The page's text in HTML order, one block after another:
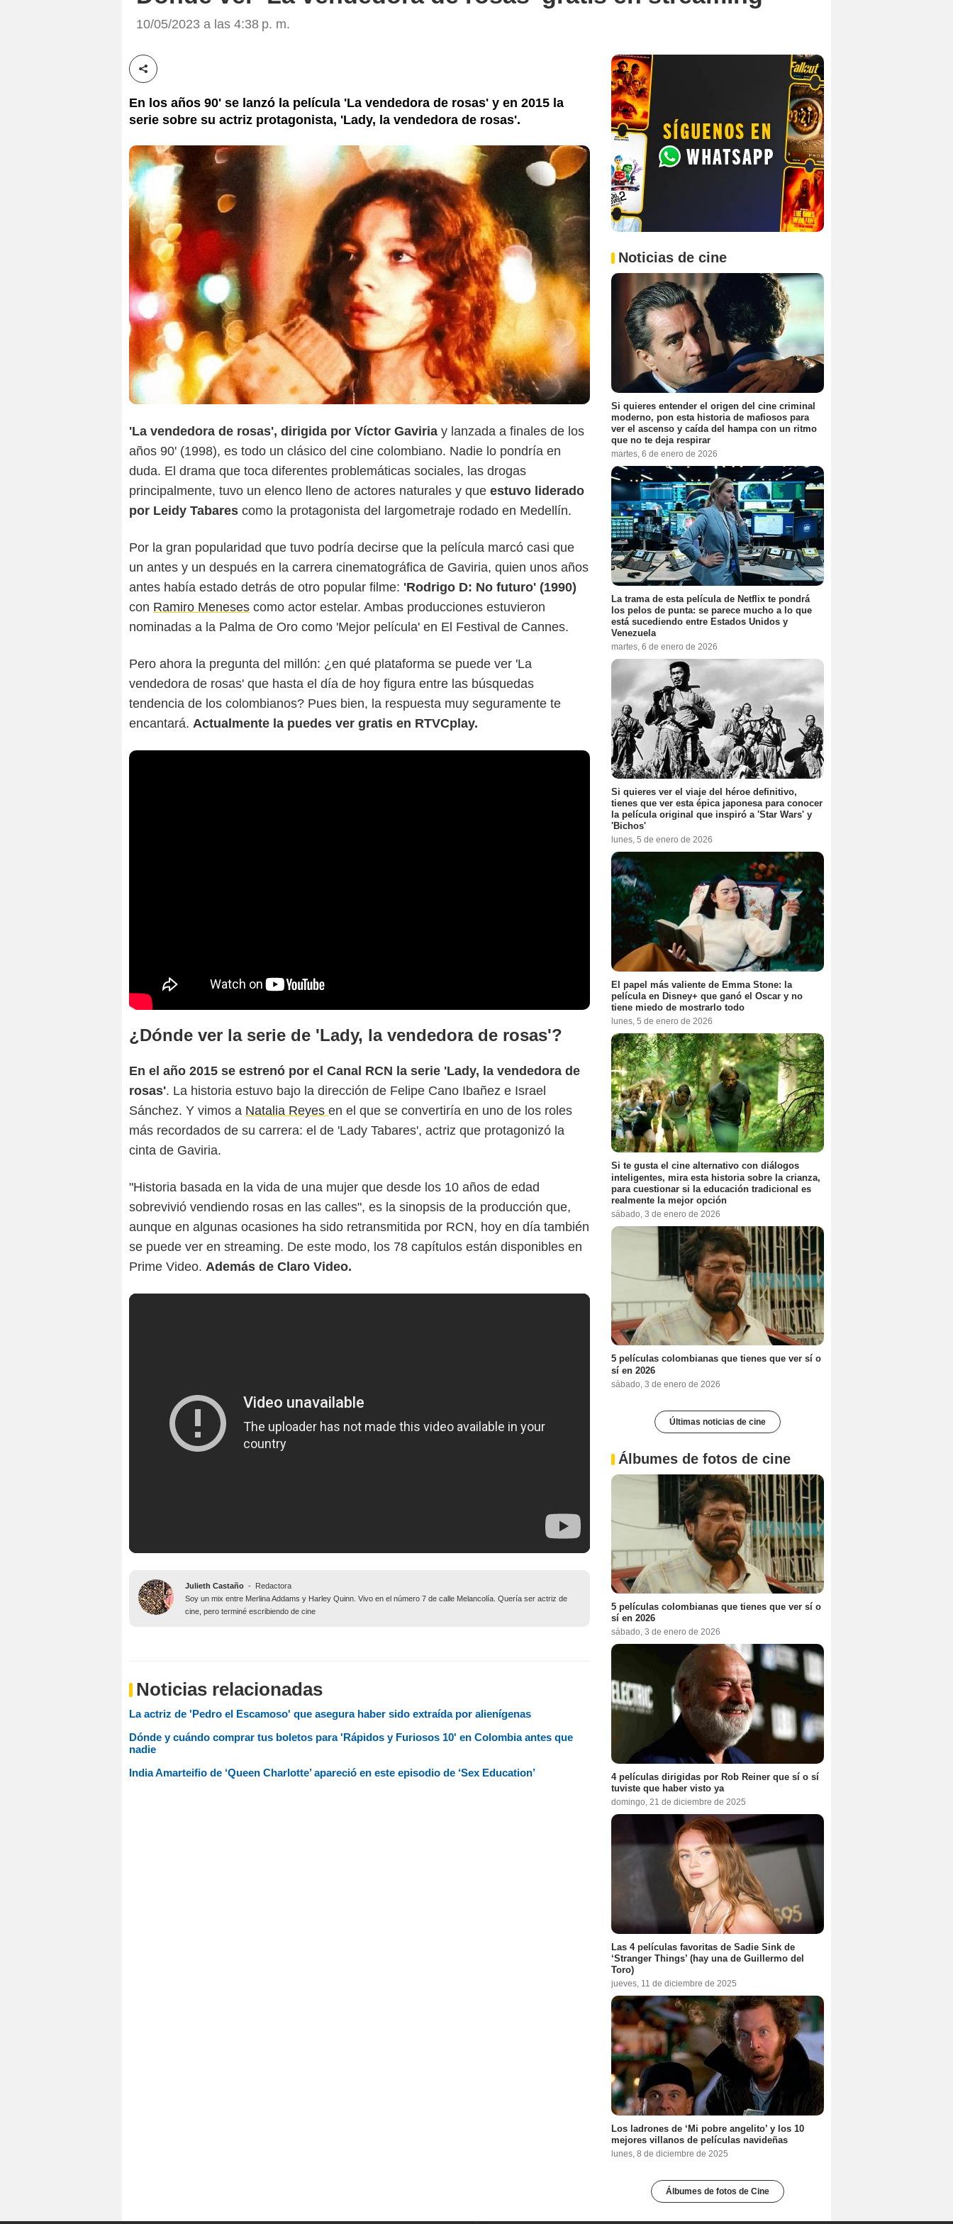
10/05/2023 a las 4:38 p. m.
Compartir esta noticia
En los años 90' se lanzó la película 'La vendedora de rosas' y en 2015 la
serie sobre su actriz protagonista, 'Lady, la vendedora de rosas'.
'La vendedora de rosas', dirigida por Víctor Gaviria y lanzada a finales de los
años 90' (1998), es todo un clásico del cine colombiano. Nadie lo pondría en
duda. El drama que toca diferentes problemáticas sociales, las drogas
principalmente, tuvo un elenco lleno de actores naturales y que estuvo liderado
por Leidy Tabares como la protagonista del largometraje rodado en Medellín.
Por la gran popularidad que tuvo podría decirse que la película marcó casi que
un antes y un después en la carrera cinematográfica de Gaviria, quien unos años
antes había estado detrás de otro popular filme: 'Rodrigo D: No futuro' (1990)
con Ramiro Meneses como actor estelar. Ambas producciones estuvieron
nominadas a la Palma de Oro como 'Mejor película' en El Festival de Cannes.
Pero ahora la pregunta del millón: ¿en qué plataforma se puede ver 'La
vendedora de rosas' que hasta el día de hoy figura entre las búsquedas
tendencia de los colombianos? Pues bien, la respuesta muy seguramente te
encantará. Actualmente la puedes ver gratis en RTVCplay.
¿Dónde ver la serie de 'Lady, la vendedora de rosas'?
En el año 2015 se estrenó por el Canal RCN la serie 'Lady, la vendedora de
rosas'. La historia estuvo bajo la dirección de Felipe Cano Ibañez e Israel
Sánchez. Y vimos a Natalia Reyes en el que se convertiría en uno de los roles
más recordados de su carrera: el de 'Lady Tabares', actriz que protagonizó la
cinta de Gaviria.
"Historia basada en la vida de una mujer que desde los 10 años de edad
sobrevivió vendiendo rosas en las calles", es la sinopsis de la producción que,
aunque en algunas ocasiones ha sido retransmitida por RCN, hoy en día también
se puede ver en streaming. De este modo, los 78 capítulos están disponibles en
Prime Video. Además de Claro Video.
Julieth Castaño - Redactora
Soy un mix entre Merlina Addams y Harley Quinn. Vivo en el número 7 de calle Melancolía. Quería ser actriz de
cine, pero terminé escribiendo de cine
Noticias relacionadas
La actriz de 'Pedro el Escamoso' que asegura haber sido extraída por alienígenas
Dónde y cuándo comprar tus boletos para 'Rápidos y Furiosos 10' en Colombia antes que
nadie
India Amarteifio de ‘Queen Charlotte’ apareció en este episodio de ‘Sex Education’
Noticias de cine
Si quieres entender el origen del cine criminal
moderno, pon esta historia de mafiosos para
ver el ascenso y caída del hampa con un ritmo
que no te deja respirar
martes, 6 de enero de 2026
La trama de esta película de Netflix te pondrá
los pelos de punta: se parece mucho a lo que
está sucediendo entre Estados Unidos y
Venezuela
martes, 6 de enero de 2026
Si quieres ver el viaje del héroe definitivo,
tienes que ver esta épica japonesa para conocer
la película original que inspiró a 'Star Wars' y
'Bichos'
lunes, 5 de enero de 2026
El papel más valiente de Emma Stone: la
película en Disney+ que ganó el Oscar y no
tiene miedo de mostrarlo todo
lunes, 5 de enero de 2026
Si te gusta el cine alternativo con diálogos
inteligentes, mira esta historia sobre la crianza,
para cuestionar si la educación tradicional es
realmente la mejor opción
sábado, 3 de enero de 2026
5 películas colombianas que tienes que ver sí o
sí en 2026
sábado, 3 de enero de 2026
Últimas noticias de cine
Álbumes de fotos de cine
5 películas colombianas que tienes que ver sí o
sí en 2026
sábado, 3 de enero de 2026
4 películas dirigidas por Rob Reiner que sí o sí
tuviste que haber visto ya
domingo, 21 de diciembre de 2025
Las 4 películas favoritas de Sadie Sink de
‘Stranger Things’ (hay una de Guillermo del
Toro)
jueves, 11 de diciembre de 2025
Los ladrones de ‘Mi pobre angelito’ y los 10
mejores villanos de películas navideñas
lunes, 8 de diciembre de 2025
Álbumes de fotos de Cine